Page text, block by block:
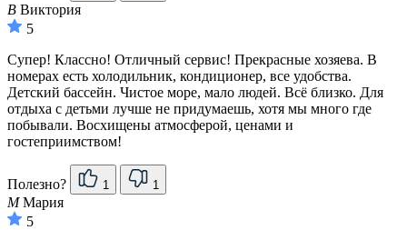
В Виктория
5
Супер! Классно! Отличный сервис! Прекрасные хозяева. В
номерах есть холодильник, кондиционер, все удобства.
Детский бассейн. Чистое море, мало людей. Всё близко. Для
отдыха с детьми лучше не придумаешь, хотя мы много где
побывали. Восхищены атмосферой, ценами и
гостеприимством!
Полезно? 1 1
ММария
5